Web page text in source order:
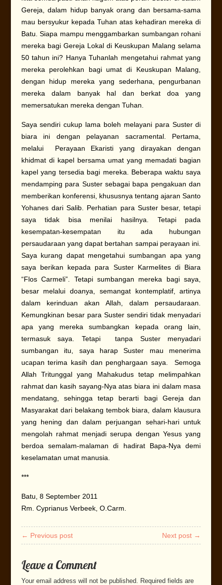
Gereja, dalam hidup banyak orang dan bersama-sama
mau bersyukur kepada Tuhan atas kehadiran mereka di
Batu. Siapa mampu menggambarkan sumbangan rohani
mereka bagi Gereja Lokal di Keuskupan Malang selama
50 tahun ini? Hanya Tuhanlah mengetahui rahmat yang
mereka perolehkan bagi umat di Keuskupan Malang,
dengan hidup mereka yang sederhana, pengurbanan
mereka dalam banyak hal dan berkat doa yang
memersatukan mereka dengan Tuhan.
Saya sendiri cukup lama boleh melayani para Suster di
biara ini dengan pelayanan sacramental. Pertama,
melalui Perayaan Ekaristi yang dirayakan dengan
khidmat di kapel bersama umat yang memadati bagian
kapel yang tersedia bagi mereka. Beberapa waktu saya
mendamping para Suster sebagai bapa pengakuan dan
memberikan konferensi, khususnya tentang ajaran Santo
Yohanes dari Salib. Perhatian para Suster besar, tetapi
saya tidak bisa menilai hasilnya. Tetapi pada
kesempatan-kesempatan itu ada hubungan
persaudaraan yang dapat bertahan sampai perayaan ini.
Saya kurang dapat mengetahui sumbangan apa yang
saya berikan kepada para Suster Karmelites di Biara
“Flos Carmeli”. Tetapi sumbangan mereka bagi saya,
besar melalui doanya, semangat kontemplatif, artinya
dalam kerinduan akan Allah, dalam persaudaraan.
Kemungkinan besar para Suster sendiri tidak menyadari
apa yang mereka sumbangkan kepada orang lain,
termasuk saya. Tetapi tanpa Suster menyadari
sumbangan itu, saya harap Suster mau menerima
ucapan terima kasih dan penghargaan saya. Semoga
Allah Tritunggal yang Mahakudus tetap melimpahkan
rahmat dan kasih sayang-Nya atas biara ini dalam masa
mendatang, sehingga tetap berarti bagi Gereja dan
Masyarakat dari belakang tembok biara, dalam klausura
yang hening dan dalam perjuangan sehari-hari untuk
mengolah rahmat menjadi serupa dengan Yesus yang
berdoa semalam-malaman di hadirat Bapa-Nya demi
keselamatan umat manusia.
***
Batu, 8 September 2011
Rm. Cyprianus Verbeek, O.Carm.
← Previous post Next post →
Leave a Comment
Your email address will not be published. Required fields are